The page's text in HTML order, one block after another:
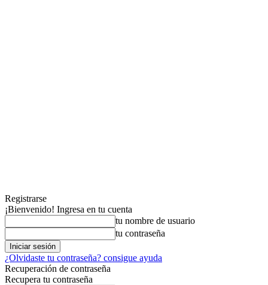
Registrarse
¡Bienvenido! Ingresa en tu cuenta
tu nombre de usuario
tu contraseña
¿Olvidaste tu contraseña? consigue ayuda
Recuperación de contraseña
Recupera tu contraseña